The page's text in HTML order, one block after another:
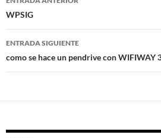
de
entradas
WPSIG
ENTRADA SIGUIENTE
como se hace un pendrive con WIFIWAY